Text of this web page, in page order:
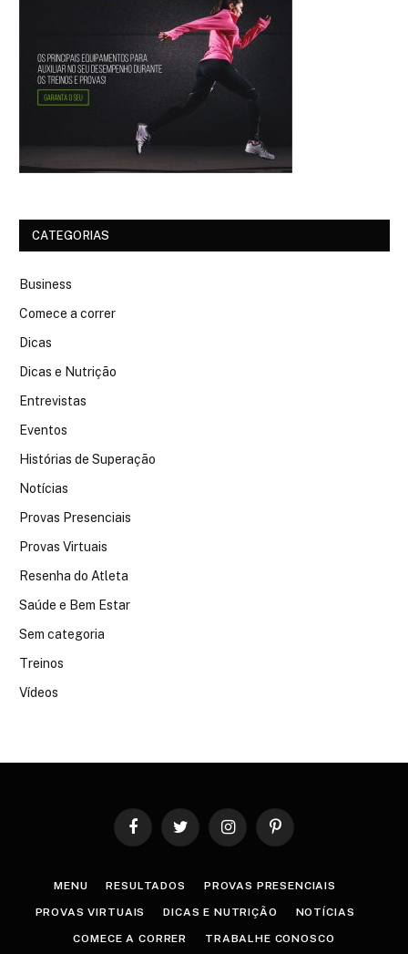
CATEGORIAS
Business
Comece a correr
Dicas
Dicas e Nutrição
Entrevistas
Eventos
Histórias de Superação
Notícias
Provas Presenciais
Provas Virtuais
Resenha do Atleta
Saúde e Bem Estar
Sem categoria
Treinos
Vídeos
FacebookTwitter InstagramPinterest
MENU RESULTADOS PROVAS PRESENCIAIS
PROVAS VIRTUAIS DICAS E NUTRIÇÃO NOTÍCIAS
COMECE A CORRER TRABALHE CONOSCO